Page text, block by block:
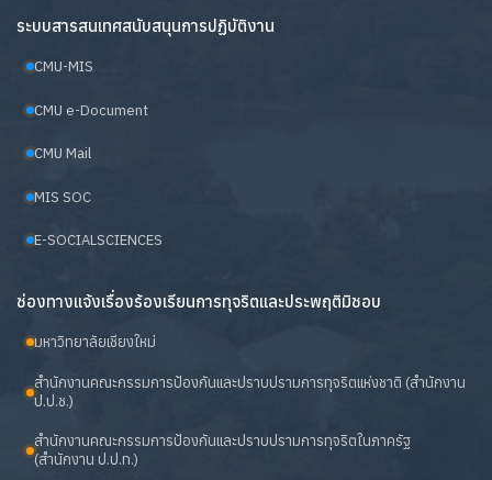
ระบบสารสนเทศสนับสนุนการปฏิบัติงาน
CMU-MIS
CMU e-Document
CMU Mail
MIS SOC
E-SOCIALSCIENCES
ช่องทางแจ้งเรื่องร้องเรียนการทุจริตและประพฤติมิชอบ
มหาวิทยาลัยเชียงใหม่
สำนักงานคณะกรรมการป้องกันและปราบปรามการทุจริตแห่งชาติ (สำนักงาน
ป.ป.ช.)
สำนักงานคณะกรรมการป้องกันและปราบปรามการทุจริตในภาครัฐ
(สำนักงาน ป.ป.ท.)